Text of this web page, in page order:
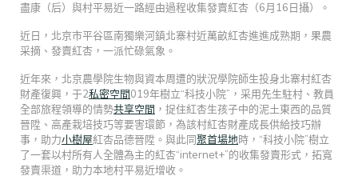
盡康（后）與村平易近一路經由過程收集發賣紅杏（6月16日攝）。
近日，北京市平谷區南獨樂河鎮北寨村近萬畝紅杏進進成熟期，果農
采摘、發賣紅杏，一派忙碌氣象。
近年來，北京農學院生物與資本周遭的狀況學院師生投身北寨村紅杏
財產復興，于2私密空間019年樹立“科技小院”，采用先生駐村、教員
全部旅程領導的情勢共享空間 ，捉住紅杏生孩子中的泥土東西的品質
晉陞、高產栽培技巧等要害環節，為該村紅杏財產成長供給技巧辦
事，助力小樹屋紅杏品德晉陞。與此同聚首場地時，“科技小院”樹立
了一套以村所有人全體為主的紅杏“internet+”的收集發賣形式，拓寬
發賣渠道，助力本地村平易近增收。